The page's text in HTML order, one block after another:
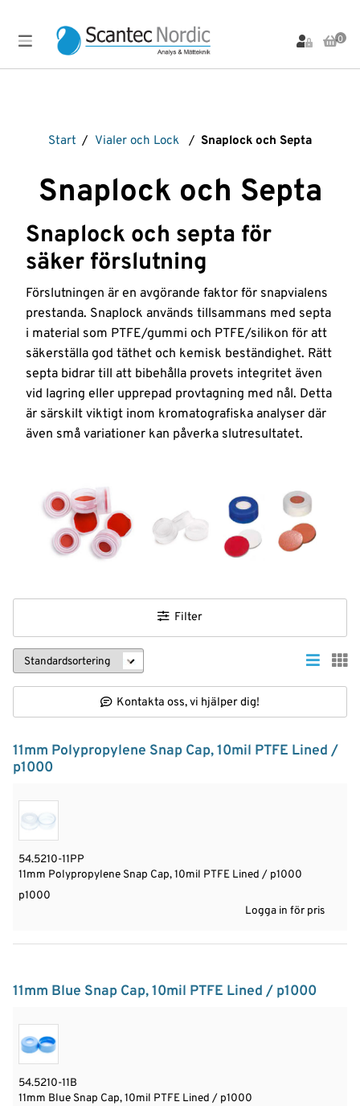
0
Stativ
Stolar
Bullerdosimeter
Flödesmätare
Gasdetektering
GC-
kolonner
GC-
tillbehör
LC-
kolonner
LC-
reservdelar
LC-
Ljudnivåmätare
Ljudreducerande
skåp
Luftprovtagning
Materialanalys
OFP
analys
pH-
mätare
Plattor
och
Plattförsegling
Provtagning
från ytor
och hud
Scantec
Spektroskopi-
tillbehör
Sprutor
Standarder
Termisk
Desorption
Ventiler
och Lock
tillbehör
Vibration
Inspektion
REA-
Utförsäljning
Service &
Instrument
Våra
leverantörer
Nyheter
Logga
Start / Vialer och Lock / Snaplock och Septa
Snaplock och Septa
Snaplock och septa för
säker förslutning
Förslutningen är en avgörande faktor för snapvialens
prestanda. Snaplock används tillsammans med septa
i material som PTFE/gummi och PTFE/silikon för att
säkerställa god täthet och kemisk beständighet. Rätt
septa bidrar till att bibehålla provets integritet även
vid lagring eller upprepad provtagning med nål. Detta
är särskilt viktigt inom kromatografiska analyser där
även små variationer kan påverka slutresultatet.
Filter
11mm Polypropylene Snap Cap, 10mil PTFE Lined /
p1000
54.5210-11PP
11mm Polypropylene Snap Cap, 10mil PTFE Lined / p1000
p1000
Logga in för pris
11mm Blue Snap Cap, 10mil PTFE Lined / p1000
54.5210-11B
11mm Blue Snap Cap, 10mil PTFE Lined / p1000
Kontakta oss, vi hjälper dig!